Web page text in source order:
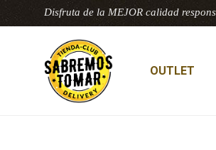
Disfruta de la MEJOR calidad
OUTLET